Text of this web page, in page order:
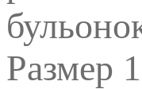
Размер